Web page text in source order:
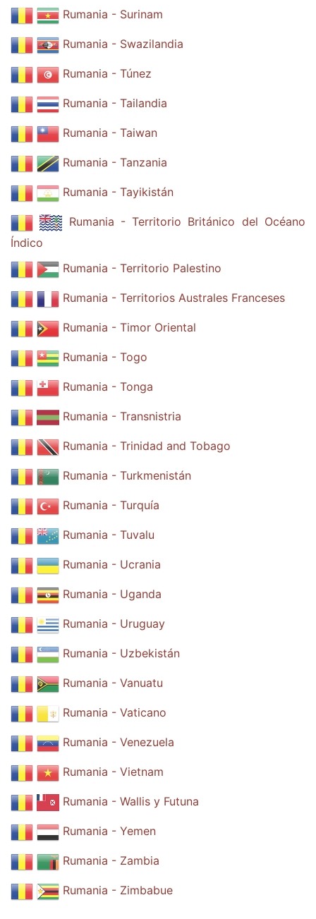
Rumania - Surinam
Rumania - Swazilandia
Rumania - Túnez
Rumania - Tailandia
Rumania - Taiwan
Rumania - Tanzania
Rumania - Tayikistán
Rumania - Territorio Británico del Océano
Índico
Rumania - Territorio Palestino
Rumania - Territorios Australes Franceses
Rumania - Timor Oriental
Rumania - Togo
Rumania - Tonga
Rumania - Transnistria
Rumania - Trinidad and Tobago
Rumania - Turkmenistán
Rumania - Turquía
Rumania - Tuvalu
Rumania - Ucrania
Rumania - Uganda
Rumania - Uruguay
Rumania - Uzbekistán
Rumania - Vanuatu
Rumania - Vaticano
Rumania - Venezuela
Rumania - Vietnam
Rumania - Wallis y Futuna
Rumania - Yemen
Rumania - Zambia
Rumania - Zimbabue